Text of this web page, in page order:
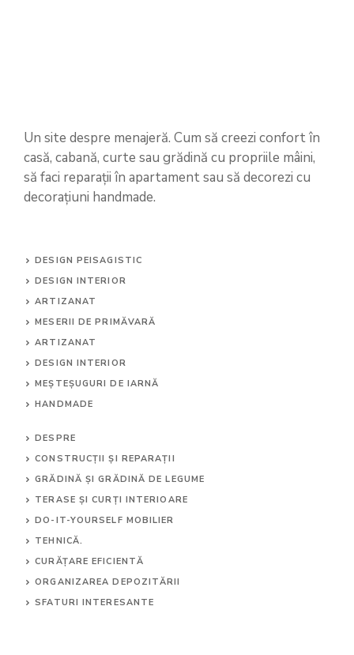
Un site despre menajeră. Cum să creezi confort în
casă, cabană, curte sau grădină cu propriile mâini,
să faci reparații în apartament sau să decorezi cu
decorațiuni handmade.
DESIGN PEISAGISTIC
DESIGN INTERIOR
ARTIZANAT
MESERII DE PRIMĂVARĂ
ARTIZANAT
DESIGN INTERIOR
MEȘTEȘUGURI DE IARNĂ
HANDMADE
DESPRE
CONSTRUCȚII ȘI REPARAȚII
GRĂDINĂ ȘI GRĂDINĂ DE LEGUME
TERASE ȘI CURȚI INTERIOARE
DO-IT-YOURSELF MOBILIER
TEHNICĂ.
CURĂȚARE EFICIENTĂ
ORGANIZAREA DEPOZITĂRII
SFATURI INTERESANTE